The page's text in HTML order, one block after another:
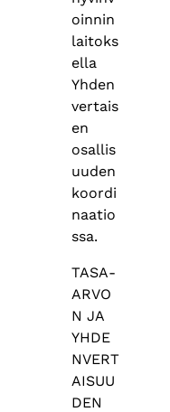
oinnin
laitoks
ella
Yhden
vertais
en
osallis
uuden
koordi
naatio
ssa.
TASA-
ARVO
N JA
YHDE
NVERT
AISUU
DEN